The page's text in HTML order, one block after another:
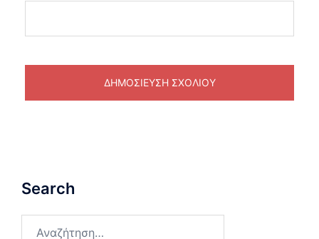
Search